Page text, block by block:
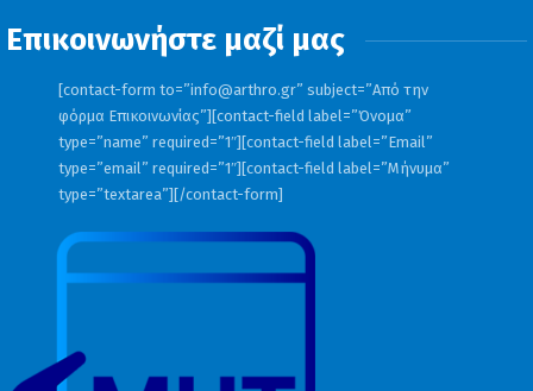
Επικοινωνήστε μαζί μας
[contact-form to=”info@arthro.gr” subject=”Από την
φόρμα Επικοινωνίας”][contact-field label=”Όνομα”
type=”name” required=”1″][contact-field label=”Email”
type=”email” required=”1″][contact-field label=”Μήνυμα”
type=”textarea”][/contact-form]